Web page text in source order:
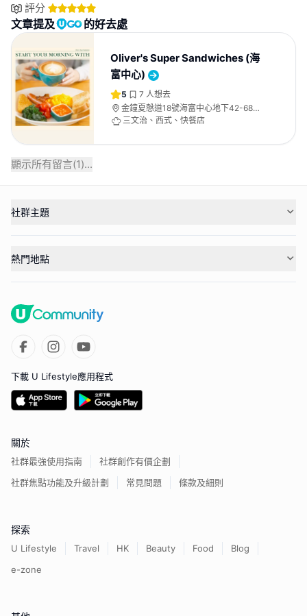
評分
文章提及 的好去處
Oliver's Super Sandwiches (海
富中心)
5 7 人想去
金鐘夏慤道18號海富中心地下42-68號
舖D單位
三文治、西式、快餐店
顯示所有留言(1)...
社群主題
熱門地點
下載 U Lifestyle應用程式
關於
社群最強使用指南
社群創作有價企劃
社群焦點功能及升級計劃
常見問題 條款及細則
探索
U Lifestyle Travel HK Beauty Food
Blog
e-zone